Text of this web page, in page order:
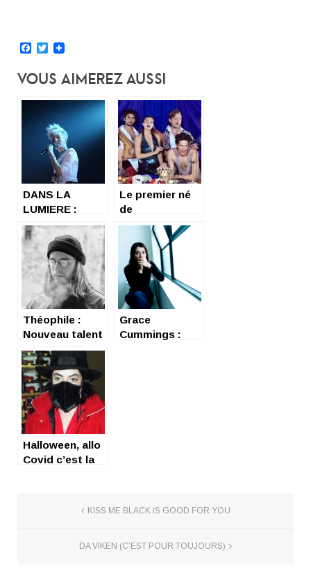
Facebook
Twitter
Vous Aimerez Aussi
DANS LA
LUMIERE :
JEANNE ADDED
Le premier né
de
L’Impératrice
Théophile :
Nouveau talent
de la scène pop
française
Grace
Cummings :
Halloween, allo
Covid c’est la
KISS ME BLACK IS GOOD FOR YOU
DA VIKEN (C’EST POUR TOUJOURS)